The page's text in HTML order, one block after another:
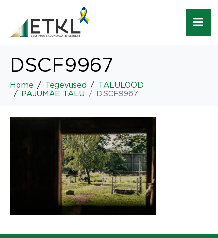
DSCF9967
Home Tegevused
TALULOOD
PAJUMÄE TALU
DSCF9967